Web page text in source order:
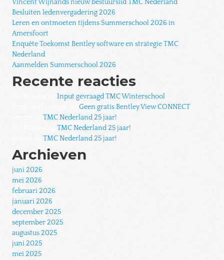
Vincent Wijnands nieuw bestuurslid TMC Nederland
Besluiten ledenvergadering 2026
Leren en ontmoeten tijdens Summerschool 2026 in
Amersfoort
Enquête Toekomst Bentley software en strategie TMC
Nederland
Aanmelden Summerschool 2026
Recente reacties
Input gevraagd TMC Winterschool
Geen gratis Bentley View CONNECT
TMC Nederland 25 jaar!
TMC Nederland 25 jaar!
TMC Nederland 25 jaar!
Archieven
juni 2026
mei 2026
februari 2026
januari 2026
december 2025
september 2025
augustus 2025
juni 2025
mei 2025